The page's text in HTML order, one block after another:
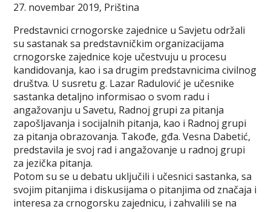
27. novembar 2019, Priština
Predstavnici crnogorske zajednice u Savjetu održali
su sastanak sa predstavničkim organizacijama
crnogorske zajednice koje učestvuju u procesu
kandidovanja, kao i sa drugim predstavnicima civilnog
društva. U susretu g. Lazar Radulović je učesnike
sastanka detaljno informisao o svom radu i
angažovanju u Savetu, Radnoj grupi za pitanja
zapošljavanja i socijalnih pitanja, kao i Radnoj grupi
za pitanja obrazovanja. Takođe, gđa. Vesna Dabetić,
predstavila je svoj rad i angažovanje u radnoj grupi
za jezička pitanja.
Potom su se u debatu uključili i učesnici sastanka, sa
svojim pitanjima i diskusijama o pitanjima od značaja i
interesa za crnogorsku zajednicu, i zahvalili se na